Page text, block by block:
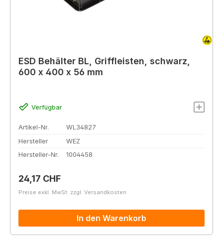
ESD Behälter BL, Griffleisten, schwarz,
600 x 400 x 56 mm
Verfügbar
Artikel-Nr.
WL34827
Hersteller
WEZ
Hersteller-Nr.
1004458
Regulärer Preis:
24,17 CHF
Preise exkl. MwSt. zzgl. Versandkosten
In den Warenkorb